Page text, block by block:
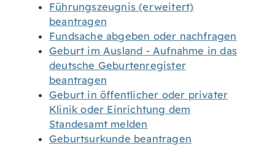
Führungszeugnis (erweitert)
beantragen
Fundsache abgeben oder nachfragen
Geburt im Ausland - Aufnahme in das
deutsche Geburtenregister
beantragen
Geburt in öffentlicher oder privater
Klinik oder Einrichtung dem
Standesamt melden
Geburtsurkunde beantragen